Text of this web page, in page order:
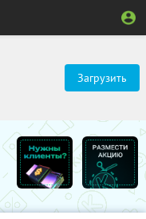
Загрузить